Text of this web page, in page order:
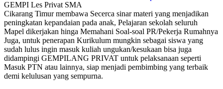
GEMPI Les Privat SMA
Cikarang Timur membawa Secerca sinar materi yang menjadikan
peningkatan kepandaian pada anak, Pelajaran sekolah seluruh
Mapel dikerjakan hinga Memahani Soal-soal PR/Pekerja Rumahnya
Juga, untuk penerapan Kurikulum mungkin sebagai siswa yang
sudah lulus ingin masuk kuliah ungukan/kesukaan bisa juga
didampingi GEMPILANG PRIVAT untuk pelaksanaan seperti
Masuk PTN atau lainnya, siap menjadi pembimbing yang terbaik
demi kelulusan yang sempurna.